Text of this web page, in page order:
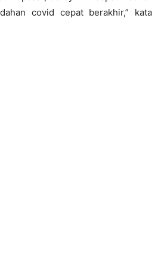
covid cepat berakhir,” kata